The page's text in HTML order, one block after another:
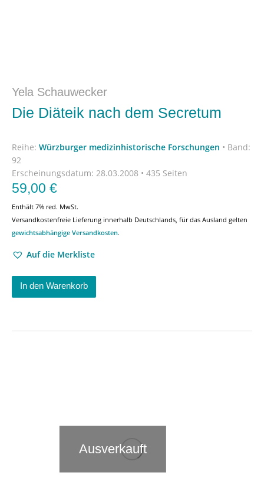
Yela Schauwecker
Die Diäteik nach dem Secretum
Reihe: Würzburger medizinhistorische Forschungen • Band:
92
Erscheinungsdatum: 28.03.2008 • 435 Seiten
59,00 €
Enthält 7% red. MwSt.
Versandkostenfreie Lieferung innerhalb Deutschlands, für das Ausland gelten
gewichtsabhängige Versandkosten.
Auf die Merkliste
In den Warenkorb
Ausverkauft